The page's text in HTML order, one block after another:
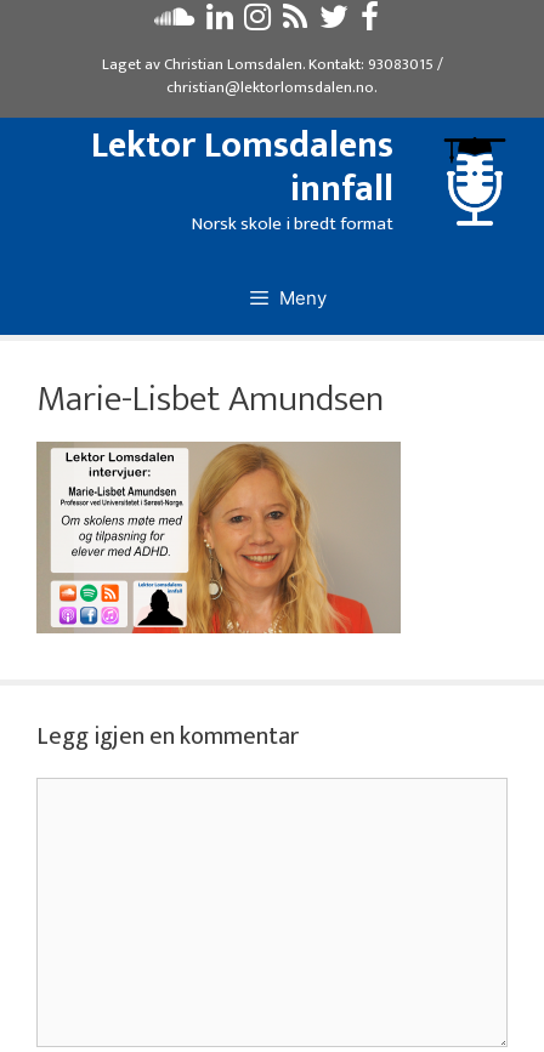
Laget avChristian Lomsdalen. Kontakt: 93083015/
christian@lektorlomsdalen.no.
Lektor Lomsdalens
innfall
Norsk skole i bredt format
Meny
Marie-Lisbet Amundsen
Legg igjen en kommentar